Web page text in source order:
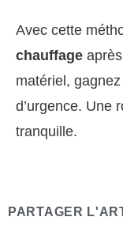
Avec cette
chauffage
matériel,
d’urgence. Une
tranquille.
PARTAGER